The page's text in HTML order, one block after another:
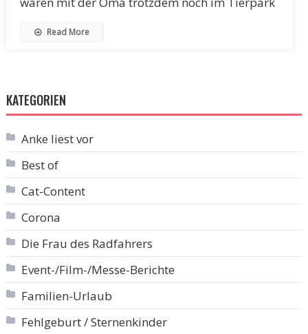
Read More
KATEGORIEN
Anke liest vor
Best of
Cat-Content
Corona
Die Frau des Radfahrers
Event-/Film-/Messe-Berichte
Familien-Urlaub
Fehlgeburt / Sternenkinder